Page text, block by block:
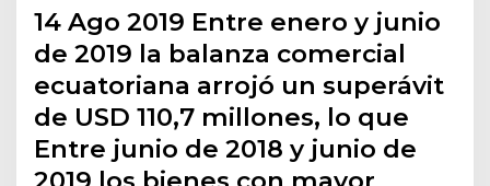
14 Ago 2019 Entre enero y junio
de 2019 la balanza comercial
ecuatoriana arrojó un superávit
de USD 110,7 millones, lo que
Entre junio de 2018 y junio de